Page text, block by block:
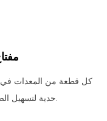
كل قطعة من المعدات في
حدية لتسهيل الصيانة والتشغيل من قبل الموظفين.